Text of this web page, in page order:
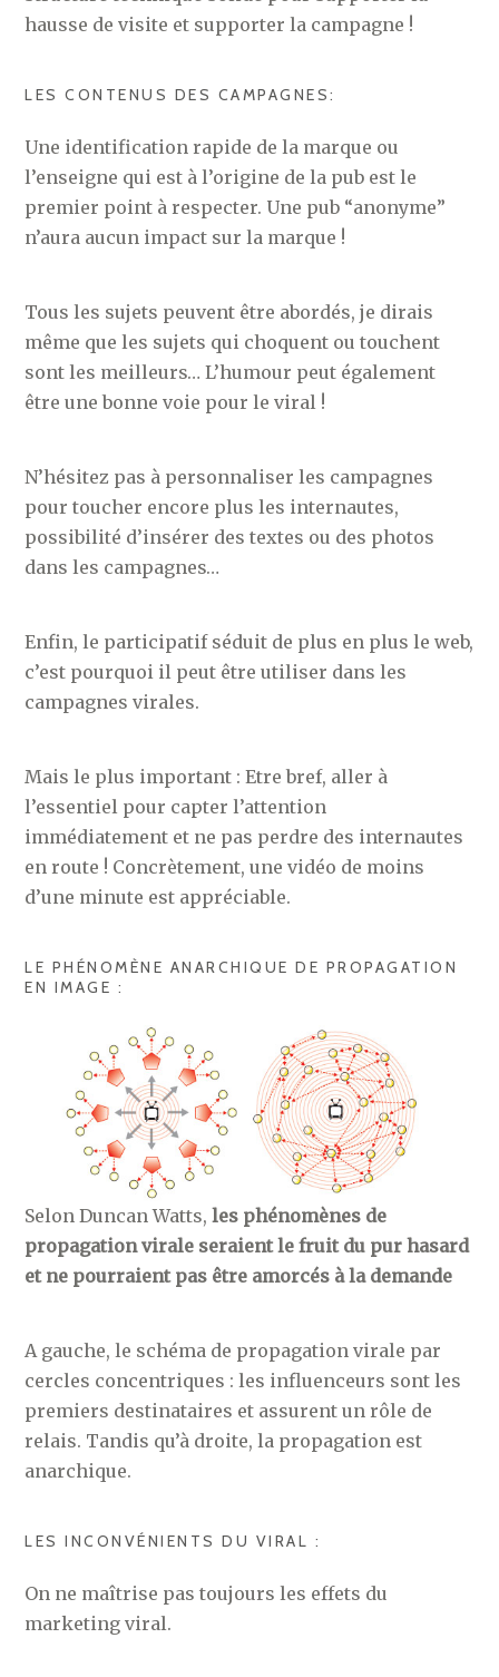
hausse de visite et supporter la campagne !
LES CONTENUS DES CAMPAGNES:
Une identification rapide de la marque ou
l’enseigne qui est à l’origine de la pub est le
premier point à respecter. Une pub “anonyme”
n’aura aucun impact sur la marque !
Tous les sujets peuvent être abordés, je dirais
même que les sujets qui choquent ou touchent
sont les meilleurs… L’humour peut également
être une bonne voie pour le viral !
N’hésitez pas à personnaliser les campagnes
pour toucher encore plus les internautes,
possibilité d’insérer des textes ou des photos
dans les campagnes…
Enfin, le participatif séduit de plus en plus le web,
c’est pourquoi il peut être utiliser dans les
campagnes virales.
Mais le plus important : Etre bref, aller à
l’essentiel pour capter l’attention
immédiatement et ne pas perdre des internautes
en route ! Concrètement, une vidéo de moins
d’une minute est appréciable.
LE PHÉNOMÈNE ANARCHIQUE DE PROPAGATION
EN IMAGE :
Selon Duncan Watts,les phénomènes de
propagation virale seraient le fruit du pur hasard
et ne pourraient pas être amorcés à la demande
A gauche, le schéma de propagation virale par
cercles concentriques : les influenceurs sont les
premiers destinataires et assurent un rôle de
relais. Tandis qu’à droite, la propagation est
anarchique.
LES INCONVÉNIENTS DU VIRAL :
On ne maîtrise pas toujours les effets du
marketing viral.